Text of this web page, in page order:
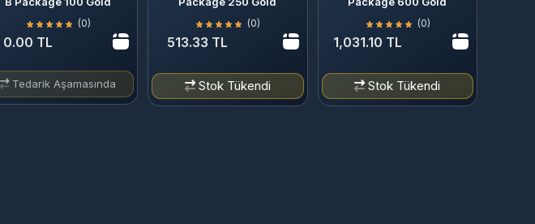
(0)
0.00 TL
Tedarik Aşamasında
(0)
513.33 TL
Stok Tükendi
(0)
1,031.10 TL
Stok Tükendi